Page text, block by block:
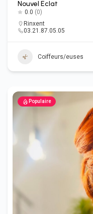
Nouvel Eclat
0.0 (0)
Rinxent
03.21.87.05.05
Coiffeurs/euses
Populaire